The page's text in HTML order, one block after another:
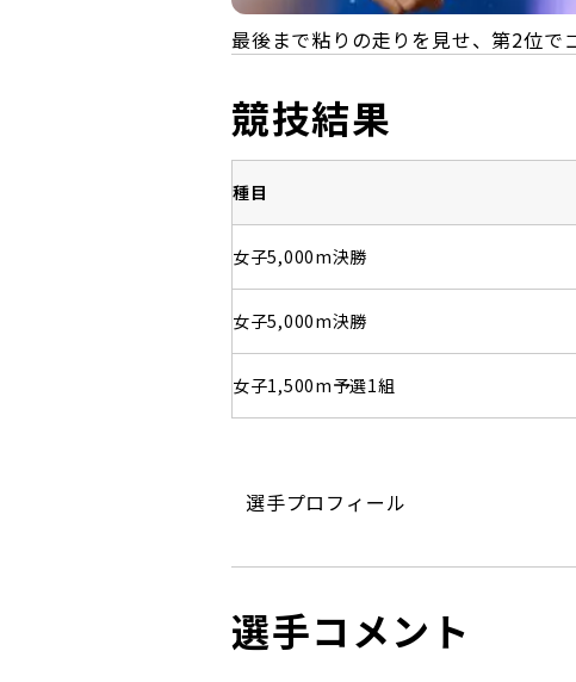
最後まで粘りの走りを見せ、第2位で
競技結果
種目
女子5,000m決勝
女子5,000m決勝
女子1,500m予選1組
選手プロフィール
選手コメント